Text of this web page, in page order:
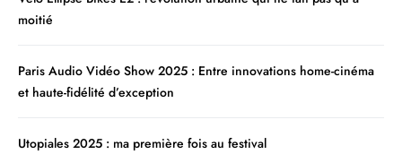
moitié
Paris Audio Vidéo Show 2025 : Entre innovations home-cinéma
et haute-fidélité d’exception
Utopiales 2025 : ma première fois au festival